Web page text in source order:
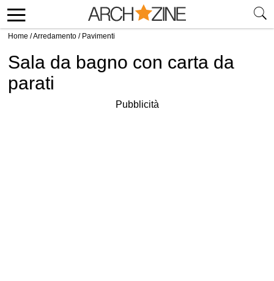
Home /Arredamento / Pavimenti
Sala da bagno con carta da
parati
Pubblicità